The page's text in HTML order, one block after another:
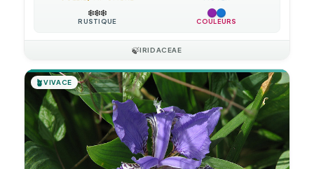
❄️❄️❄️
RUSTIQUE COULEURS
🍃IRIDACEAE
🪴VIVACE